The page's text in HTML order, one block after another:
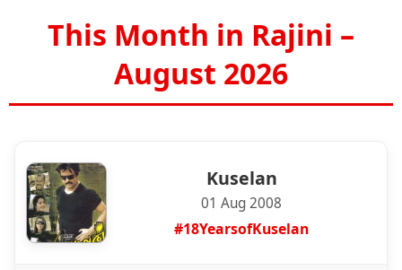
This Month in Rajini –
August 2026
Kuselan
01 Aug 2008
#18YearsofKuselan